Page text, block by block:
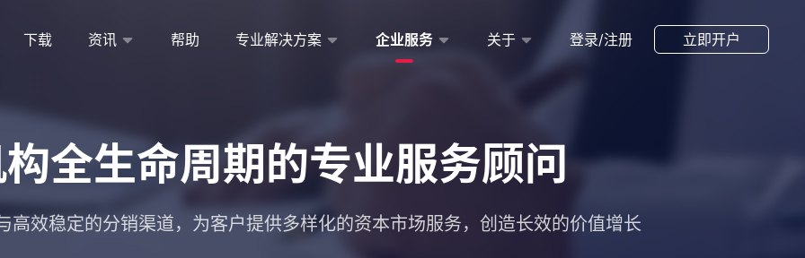
下载 资讯 帮助 专业解决方案 企业服务 关于 登录/注册 立即开户
全生命周期的专业服务顾问
高效稳定的分销渠道，为客户提供多样化的资本市场服务，创造长效的价值增长